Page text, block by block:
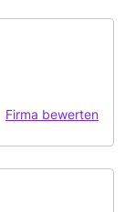
Firma bewerten